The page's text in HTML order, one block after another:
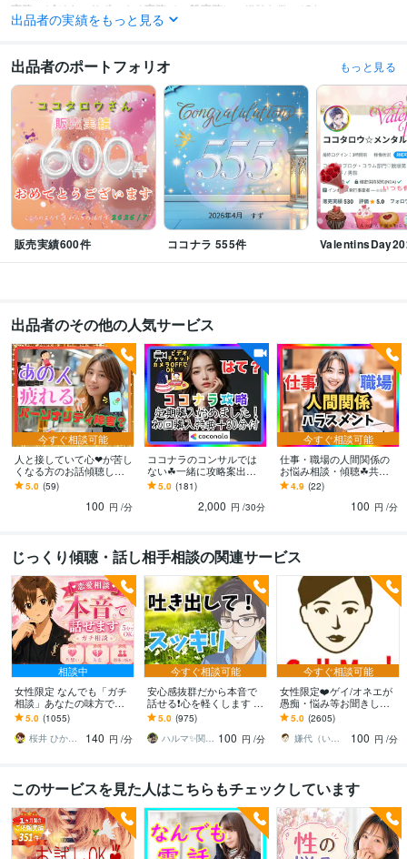
事務・ビジネスサポート / 事務（一般事務） 経験年数 : 15年
ココナラブログ・ランキング第１位！(コラムお気に入り数順)
(有料)ブロ
グ・ランキング第１位！(コラムお気に入り数順)
ココナラランク•プラチ
ココナラランク•ゴールド ココナラランク•シルバー ココナラランク•レ
ギュラー
渋谷東急プラモデルコンテスト ２位 改善提案トップ賞 改善提
案トップ賞 改善提案トップ賞
得意分野
悩み相談・カウンセリング 仕事職場・恋愛不倫・お悩み相談・愚痴聞き
悩み 愚痴 ハラスメント 人間関係 秘密 恋愛 不倫 仕事
職場
家族親戚
オンラインレッスン・習い事 ココナラ維持攻略支援・トラブル対応
ココナラ 攻略 コンサルではない 売上 人間関係
トラブル
サムネイル
設定 ヘルプ
出品者の実績をもっと見る
出品者のポートフォリオ もっと見る
販売実績600件 ココナラ 555件
出品者のその他の人気サービス
今すぐ相談可能
人と接していて心❤が苦し
くなる方のお話傾聴しま
す 境界性/自己愛性/パーソ
ナリティ障害/人格障害/発
5.0 (59)
100 円 /分
ココナラのコンサルでは
ない☘一緒に攻略案出し
します 売れるコツ＊上位
表示＊サムネイル＊ブロ
グ＊広告管理＊トラブル
5.0 (181)
2,000 円 /30分
今すぐ相談可能
仕事・職場の人間関係の
お悩み相談・傾聴☘共感
します ハラスメント・パ
ワハラ・モラハラ・セク
ハラ・マウント・嫉妬
4.9 (22)
100 円 /分
じっくり傾聴・話し相手相談の関連サービス
相談中
女性限定 なんでも「ガチ
相談」あなたの味方で話
ます 男性目線で、あなた
の恋の“答え”を言葉にしま
す。
5.0 (1055)
桜井 ひかる｜経験豊富の恋愛相談室
140 円 /分
今すぐ相談可能
安心感抜群だから本音で
話せる❗️心を軽くします あ
なたの気持ちを最優先✨否
定せず秘密厳守！愚痴・
雑談OK
5.0 (975)
ハルマ✨関西の傾聴マスター 100 円 /分
今すぐ相談可能
女性限定❤️ゲイ/オネエが
愚痴・悩み等お聞きしま
す 女性限定！ゲイ/オネエ
が恋愛/人間関係など何で
も聞くわよ！
5.0 (2605)
嫌代（いやよ）
100 円 /分
このサービスを見た人はこちらもチェックしています